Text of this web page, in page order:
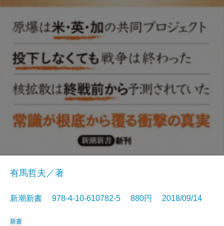
有馬哲夫／著
新潮新書 978-4-10-610782-5 880円 2018/09/14
新書